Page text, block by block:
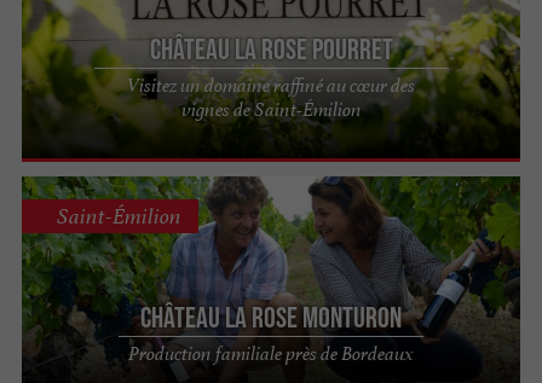
Château La Rose Pourret
Visitez un domaine raffiné au cœur des
vignes de Saint-Émilion
Château La Rose Monturon
Production familiale près de Bordeaux
Saint-Émilion